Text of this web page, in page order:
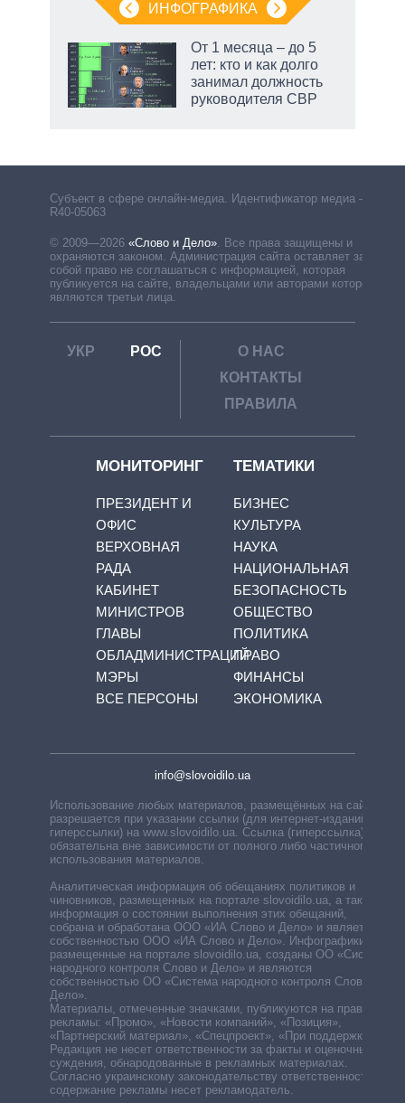
ИНФОГРАФИКА
От 1 месяца – до 5
лет: кто и как долго
занимал должность
руководителя СВР
Субъект в сфере онлайн-медиа. Идентификатор медиа –
R40-05063
© 2009—2026 «Слово и Дело». Все права защищены и
охраняются законом. Администрация сайта оставляет за
собой право не соглашаться с информацией, которая
публикуется на сайте, владельцами или авторами которой
являются третьи лица.
УКР РОС
О НАС
КОНТАКТЫ
ПРАВИЛА
МОНИТОРИНГ
ПРЕЗИДЕНТ И
ОФИС
ВЕРХОВНАЯ
РАДА
КАБИНЕТ
МИНИСТРОВ
ГЛАВЫ
ОБЛАДМИНИСТРАЦИЙ
МЭРЫ
ВСЕ ПЕРСОНЫ
ТЕМАТИКИ
БИЗНЕС
КУЛЬТУРА
НАУКА
НАЦИОНАЛЬНАЯ
БЕЗОПАСНОСТЬ
ОБЩЕСТВО
ПОЛИТИКА
ПРАВО
ФИНАНСЫ
ЭКОНОМИКА
info@slovoidilo.ua
Использование любых материалов, размещённых на сайте,
разрешается при указании ссылки (для интернет-изданий —
гиперссылки) на www.slovoidilo.ua. Ссылка (гиперссылка)
обязательна вне зависимости от полного либо частичного
использования материалов.
Аналитическая информация об обещаниях политиков и
чиновников, размещенных на портале slovoidilo.ua, а также
информация о состоянии выполнения этих обещаний,
собрана и обработана ООО «ИА Слово и Дело» и является
собственностью ООО «ИА Слово и Дело». Инфографики,
размещенные на портале slovoidilo.ua, созданы ОО «Система
народного контроля Слово и Дело» и являются
собственностью ОО «Система народного контроля Слово и
Дело».
Материалы, отмеченные значками, публикуются на правах
рекламы: «Промо», «Новости компаний», «Позиция»,
«Партнерский материал», «Спецпроект», «При поддержке».
Редакция не несет ответственности за факты и оценочные
суждения, обнародованные в рекламных материалах.
Согласно украинскому законодательству ответственность за
содержание рекламы несет рекламодатель.